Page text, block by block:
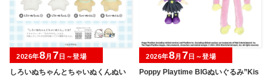
しろいぬちゃんとちゃいぬくんぬい
2026年8月 7日～登場
Poppy Playtime BIGぬいぐるみ”Kis
2026年8月 7日～登場